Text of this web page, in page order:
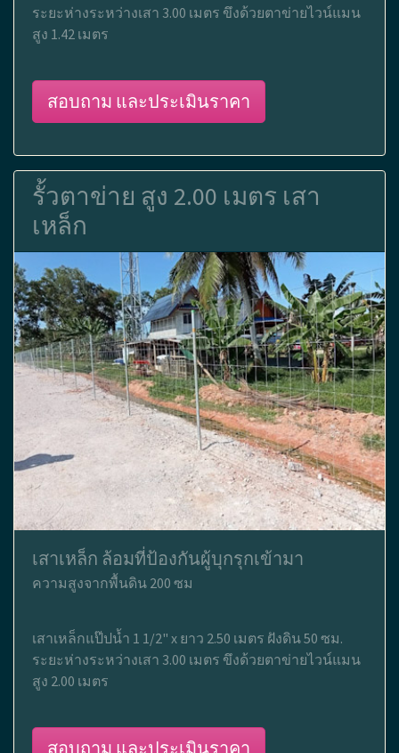
ระยะห่างระหว่างเสา 3.00 เมตร ขึงด้วยตาข่ายไวน์แมน
สูง 1.42 เมตร
สอบถาม และประเมินราคา
รั้วตาข่าย สูง 2.00 เมตร เสา
เหล็ก
เสาเหล็ก ล้อมที่ป้องกันผู้บุกรุกเข้ามา
ความสูงจากพื้นดิน 200 ซม
เสาเหล็กแป๊ปน้ำ 1 1/2" x ยาว 2.50 เมตร ฝังดิน 50 ซม.
ระยะห่างระหว่างเสา 3.00 เมตร ขึงด้วยตาข่ายไวน์แมน
สูง 2.00 เมตร
สอบถาม และประเมินราคา